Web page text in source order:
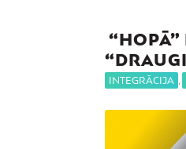
“HOPĀ”
INTEGRĀCIJA ,